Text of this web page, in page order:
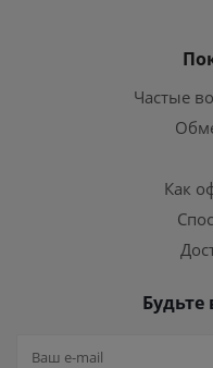
Частые
Как
Будьте